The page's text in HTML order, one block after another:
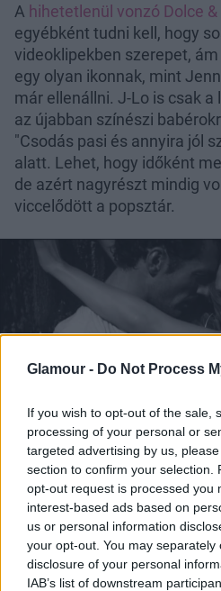
Glamour - Do Not Process
If you wish to opt-out of the sale,
processing of your personal or
targeted advertising by us,
section to confirm your selection.
opt-out request is processed you
interest-based ads based on
us or personal information
your opt-out. You may
disclosure of your personal
IAB’s list of downstream
A hihetetlenül vonzó Dolce
egyébként tudni kell, hogy
videoklipekben szerepet,
egy olyan ikonnak, mint
már ellenállni. J-Lo is csak
az újabban színészi
"Csodás pasi és annyira jól
alatt. Lehet, hogy időként
de azért nagyrészt mindig
viccelődött a popsztár.
Nos, nézzük csak azokat a
Jennifer Lopez legújabb